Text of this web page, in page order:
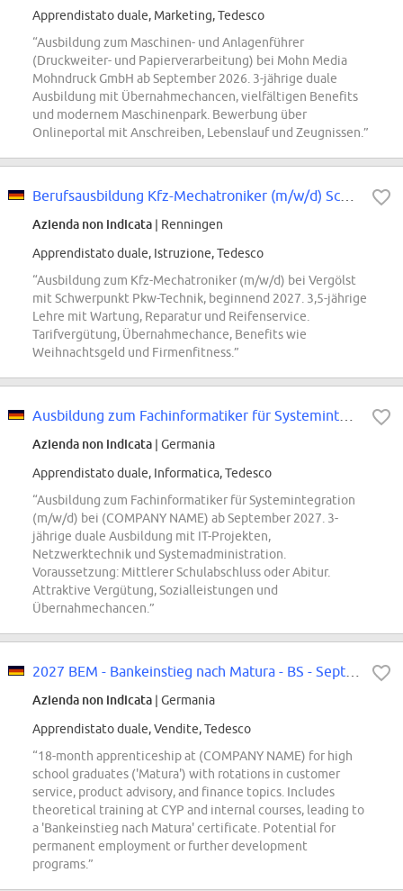
Apprendistato duale, Marketing, Tedesco
“Ausbildung zum Maschinen- und Anlagenführer
(Druckweiter- und Papierverarbeitung) bei Mohn Media
Mohndruck GmbH ab September 2026. 3-jährige duale
Ausbildung mit Übernahmechancen, vielfältigen Benefits
und modernem Maschinenpark. Bewerbung über
Onlineportal mit Anschreiben, Lebenslauf und Zeugnissen.”
Azienda non indicata | Renningen
Apprendistato duale, Istruzione, Tedesco
“Ausbildung zum Kfz-Mechatroniker (m/w/d) bei Vergölst
mit Schwerpunkt Pkw-Technik, beginnend 2027. 3,5-jährige
Lehre mit Wartung, Reparatur und Reifenservice.
Tarifvergütung, Übernahmechance, Benefits wie
Weihnachtsgeld und Firmenfitness.”
Azienda non indicata | Germania
Apprendistato duale, Informatica, Tedesco
“Ausbildung zum Fachinformatiker für Systemintegration
(m/w/d) bei (COMPANY NAME) ab September 2027. 3-
jährige duale Ausbildung mit IT-Projekten,
Netzwerktechnik und Systemadministration.
Voraussetzung: Mittlerer Schulabschluss oder Abitur.
Attraktive Vergütung, Sozialleistungen und
Übernahmechancen.”
Azienda non indicata | Germania
Apprendistato duale, Vendite, Tedesco
“18-month apprenticeship at (COMPANY NAME) for high
school graduates ('Matura') with rotations in customer
service, product advisory, and finance topics. Includes
theoretical training at CYP and internal courses, leading to
a 'Bankeinstieg nach Matura' certificate. Potential for
permanent employment or further development
programs.”